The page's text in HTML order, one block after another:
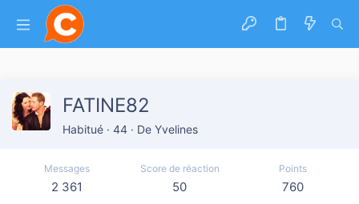
FATINE82
Habitué · 44 · De Yvelines
Messages
2 361
Score de réaction
50
Points
760